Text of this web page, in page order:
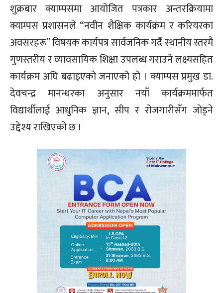
शुक्रबार क्याम्पसमा आयोजित पत्रकार अन्तरक्रियामा
क्याम्पस प्रशासनले “नवीन शैक्षिक कार्यक्रम र करियरका
अवसरहरू” विषयक कार्यपत्र सार्वजनिक गर्दै स्थानीय स्तरमै
गुणस्तरीय र व्यावसायिक शिक्षा उपलब्ध गराउने लक्ष्यसहित
कार्यक्रम अघि बढाइएको जनाएको हो । क्याम्पस प्रमुख डा.
देवचन्द्र मानन्धरका अनुसार नयाँ कार्यक्रममार्फत
विद्यार्थीलाई आधुनिक ज्ञान, सीप र रोजगारीसँग जोड्ने
उद्देश्य राखिएको छ ।